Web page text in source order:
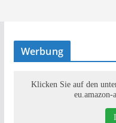
Werbung
Klicken Sie auf den
eu.amazon-